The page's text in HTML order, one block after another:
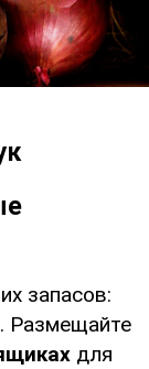
запасов:
Размещайте
для